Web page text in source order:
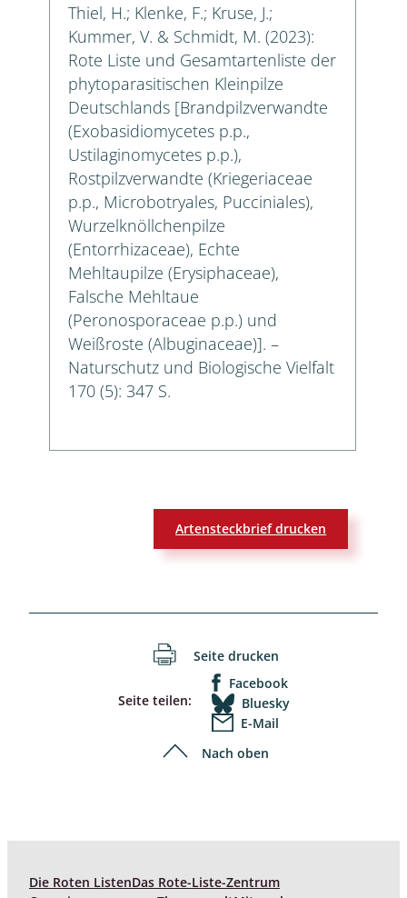
Thiel, H.; Klenke, F.; Kruse, J.;
Kummer, V. & Schmidt, M. (2023):
Rote Liste und Gesamtartenliste der
phytoparasitischen Kleinpilze
Deutschlands [Brandpilzverwandte
(Exobasidiomycetes p.p.,
Ustilaginomycetes p.p.),
Rostpilzverwandte (Kriegeriaceae
p.p., Microbotryales, Pucciniales),
Wurzelknöllchenpilze
(Entorrhizaceae), Echte
Mehltaupilze (Erysiphaceae),
Falsche Mehltaue
(Peronosporaceae p.p.) und
Weißroste (Albuginaceae)]. –
Naturschutz und Biologische Vielfalt
170 (5): 347 S.
Artensteckbrief drucken
Seite drucken
Seite teilen:
Facebook
Bluesky
E-Mail
Nach oben
Die Roten ListenDas Rote-Liste-Zentrum